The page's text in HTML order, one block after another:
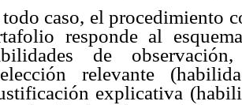
caso, el procedimiento
responde al
de
relevante
explicativa